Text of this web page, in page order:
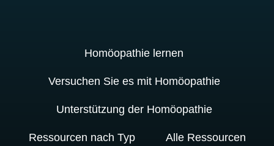
Homöopathie lernen
Versuchen Sie es mit Homöopathie
Unterstützung der Homöopathie
Ressourcen nach Typ Alle Ressourcen